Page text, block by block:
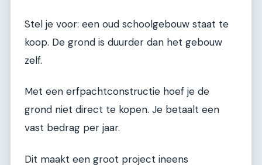
Stel je voor: een oud schoolgebouw staat te
koop. De grond is duurder dan het gebouw
zelf.
Met een erfpachtconstructie hoef je de
grond niet direct te kopen. Je betaalt een
vast bedrag per jaar.
Dit maakt een groot project ineens